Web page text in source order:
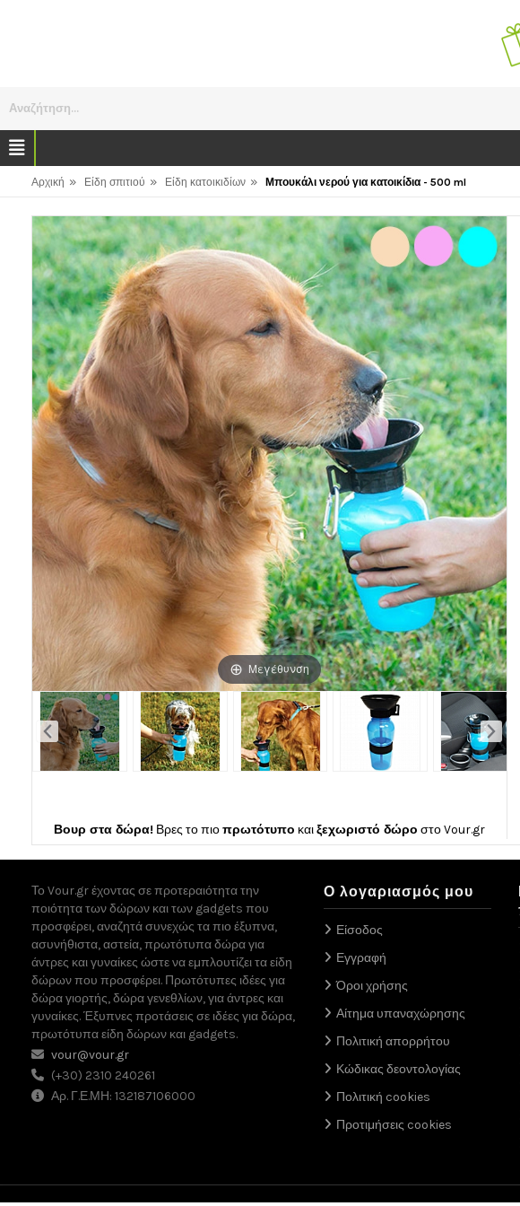
Αναζήτηση...
Αρχική » Είδη σπιτιού » Είδη κατοικιδίων » Μπουκάλι νερού για κατοικίδια - 500 ml
Μεγέθυνση
Βουρ στα δώρα! Βρες το πιοπρωτότυπο καιξεχωριστό δώρο στοVour.gr
Το Vour.gr έχοντας σε προτεραιότητα την
ποιότητα των δώρων και των gadgets που
προσφέρει, αναζητά συνεχώς τα πιο έξυπνα,
ασυνήθιστα, αστεία, πρωτότυπα δώρα για
άντρες και γυναίκες ώστε να εμπλουτίζει τα είδη
δώρων που προσφέρει. Πρωτότυπες ιδέες για
δώρα γιορτής, δώρα γενεθλίων, για άντρες και
γυναίκες. Έξυπνες προτάσεις σε ιδέες για δώρα,
πρωτότυπα είδη δώρων και gadgets.
vour@vour.gr
(+30) 2310 240261
Αρ. Γ.Ε.ΜΗ: 132187106000
Ο λογαριασμός μου
Είσοδος
Εγγραφή
Όροι χρήσης
Αίτημα υπαναχώρησης
Πολιτική απορρήτου
Κώδικας δεοντολογίας
Πολιτική cookies
Προτιμήσεις cookies